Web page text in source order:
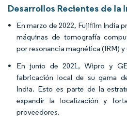
Desarrollos Recientes de la
En marzo de 2022, Fujifilm India
máquinas de tomografía
por resonancia magnética (IRM)
En junio de 2021, Wipro y
fabricación local de su gama
India. Esto es parte de la
expandir la localización y
proveedores.